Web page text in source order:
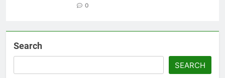
0
Search
SEARCH